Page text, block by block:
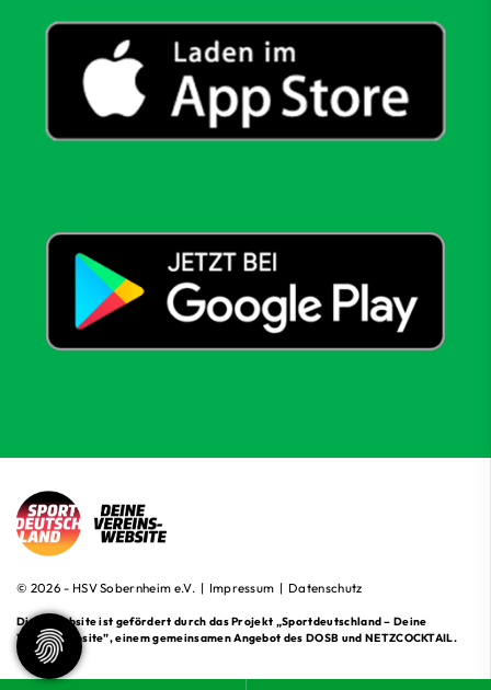
© 2026 - HSV Sobernheim e.V. | Impressum | Datenschutz
Diese Website ist gefördert durch das Projekt „Sportdeutschland – Deine
Vereinswebsite”, einem gemeinsamen Angebot des DOSB und NETZCOCKTAIL.